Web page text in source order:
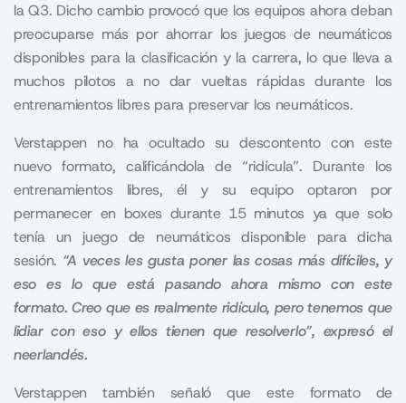
la Q3. Dicho cambio provocó que los equipos ahora deban
preocuparse más por ahorrar los juegos de neumáticos
disponibles para la clasificación y la carrera, lo que lleva a
muchos pilotos a no dar vueltas rápidas durante los
entrenamientos libres para preservar los neumáticos.
Verstappen no ha ocultado su descontento con este
nuevo formato, calificándola de “ridícula”. Durante los
entrenamientos libres, él y su equipo optaron por
permanecer en boxes durante 15 minutos ya que solo
tenía un juego de neumáticos disponible para dicha
sesión. “A veces les gusta poner las cosas más difíciles, y
eso es lo que está pasando ahora mismo con este
formato. Creo que es realmente ridículo, pero tenemos que
lidiar con eso y ellos tienen que resolverlo”, expresó el
neerlandés.
Verstappen también señaló que este formato de